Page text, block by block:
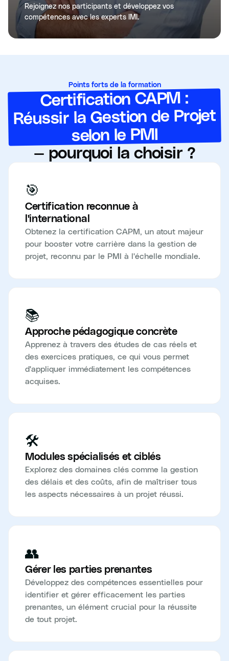
Rejoignez nos participants et développez vos
compétences avec les experts IMI.
Points forts de la formation
Certification CAPM :
Réussir la Gestion de Projet
selon le PMI
— pourquoi la choisir ?
🎯
Certification reconnue à
l'international
Obtenez la certification CAPM, un atout majeur
pour booster votre carrière dans la gestion de
projet, reconnu par le PMI à l'échelle mondiale.
📚
Approche pédagogique concrète
Apprenez à travers des études de cas réels et
des exercices pratiques, ce qui vous permet
d'appliquer immédiatement les compétences
acquises.
🛠️
Modules spécialisés et ciblés
Explorez des domaines clés comme la gestion
des délais et des coûts, afin de maîtriser tous
les aspects nécessaires à un projet réussi.
👥
Gérer les parties prenantes
Développez des compétences essentielles pour
identifier et gérer efficacement les parties
prenantes, un élément crucial pour la réussite
de tout projet.